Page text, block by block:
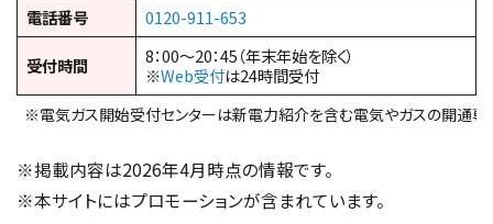
電話番号
0120-911-653
受付時間
8：00～20：45（年末年始を除く）
※Web受付は24時間受付
※電気ガス開始受付センターは新電力紹介を含む電気やガスの開通専
※掲載内容は2026年4月時点の情報です。
※本サイトにはプロモーションが含まれています。